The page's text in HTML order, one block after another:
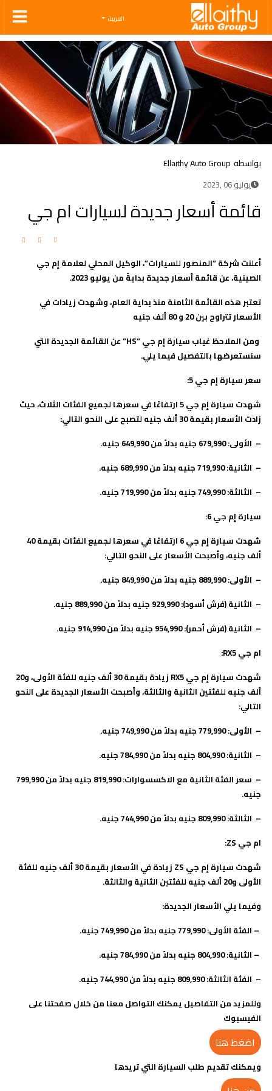
Ellaithy Auto Group
العربية
بواسطة Ellaithy Auto Group
يوليو 06 ,2023
قائمة أسعار جديدة لسيارات ام جي
أعلنت شركة “المنصور للسيارات”، الوكيل المحلي لعلامة إم جي
الصينية، عن قائمة أسعار جديدة بدايةً من يوليو 2023.
تعتبر هذه القائمة الثامنة منذ بداية العام، وشهدت زيادات في
الأسعار تتراوح بين 20 و 80 ألف جنيه
ومن الملاحظ غياب سيارة إم جي“HS”
عن القائمة الجديدة التي
سنستعرضها بالتفصيل فيما يلي.
سعر سيارة إم جي 5 :
شهدت سيارة إم جي 5 ارتفاعًا في سعرها لجميع الفئات الثلاث، حيث
زادت الأسعار بقيمة 30 ألف جنيه لتصبح على النحو التالي
:
– الأولى: 679,990 جنيه بدلاً من 649,990 جنيه
.
– الثانية: 719,990 جنيه بدلاً من 689,990 جنيه
.
– الثالثة: 749,990 جنيه بدلاً من 719,990 جنيه
.
سيارة إم جي 6 :
شهدت سيارة إم جي 6 ارتفاعًا في سعرها لجميع الفئات بقيمة 40
ألف جنيه، وأصبحت الأسعار على النحو التالي:
– الأولى: 889,990 جنيه بدلاً من 849,990 جنيه
.
– الثانية (فرش أسود): 929,990 جنيه بدلاً من 889,990 جنيه
.
– الثانية (فرش أحمر): 954,990 جنيه بدلاً من 914,990 جنيه
.
ام جيRX5
:
شهدت سيارة إم جيRX5
زيادة بقيمة 30 ألف جنيه للفئة الأولى، و20
ألف جنيه للفئتين الثانية والثالثة، وأصبحت الأسعار الجديدة على النحو
التالي:
– الأولى: 779,990 جنيه بدلاً من 749,990 جنيه
.
– الثانية: 804,990 جنيه بدلاً من 784,990 جنيه
.
–
سعر الفئة الثانية مع الاكسسوارات: 819,990 جنيه بدلاً من 799,990
جنيه.
– الثالثة: 809,990 جنيه بدلاً من 744,990 جنيه
.
ام جي ZS
:
شهدت سيارة إم جي
زيادة في الأسعار بقيمة 30 ألف جنيه للفئة
الأولى و20 ألف جنيه للفئتين الثانية والثالثة.
وفيما يلي الأسعار الجديدة:
– الفئة الأولى: 779,990 جنيه بدلاً من 749,990 جنيه
.
– الثانية: 804,990 جنيه بدلاً من 784,990 جنيه
.
– الفئة الثالثة: 809,990 جنيه بدلاً من 744,990 جنيه.
وللمزيد من التفاصيل يمكنك التواصل معنا من خلال صفحتنا على
الفيسبوك
اضغط هنا
ويمكنك تقديم طلب السيارة التي تريدها